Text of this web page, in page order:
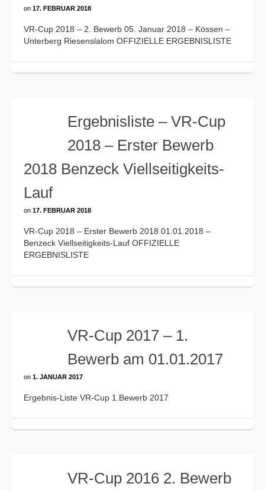
on 17. FEBRUAR 2018
VR-Cup 2018 – 2. Bewerb 05. Januar 2018 – Kössen –
Unterberg Riesenslalom OFFIZIELLE ERGEBNISLISTE
Ergebnisliste – VR-Cup
2018 – Erster Bewerb
2018 Benzeck Viellseitigkeits-
Lauf
on 17. FEBRUAR 2018
VR-Cup 2018 – Erster Bewerb 2018 01.01.2018 –
Benzeck Viellseitigkeits-Lauf OFFIZIELLE
ERGEBNISLISTE
VR-Cup 2017 – 1.
Bewerb am 01.01.2017
on 1. JANUAR 2017
Ergebnis-Liste VR-Cup 1.Bewerb 2017
VR-Cup 2016 2. Bewerb